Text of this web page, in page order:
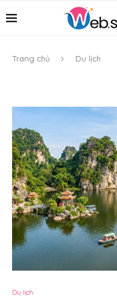
Trang chủ Du lịch
Du lịch